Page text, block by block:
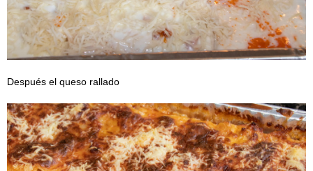
Después el queso rallado